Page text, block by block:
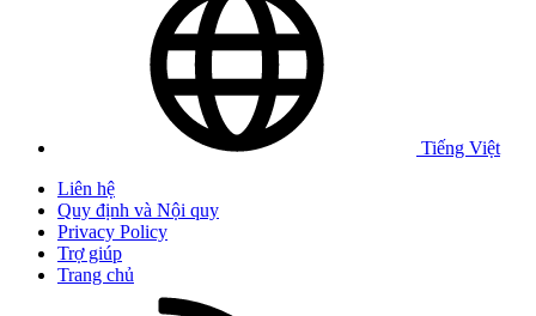
Tiếng Việt
Liên hệ
Quy định và Nội quy
Privacy Policy
Trợ giúp
Trang chủ